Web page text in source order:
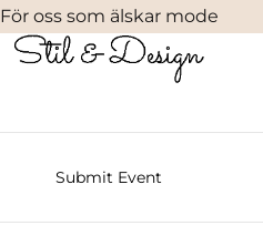
För oss som älskar mode
Submit Event